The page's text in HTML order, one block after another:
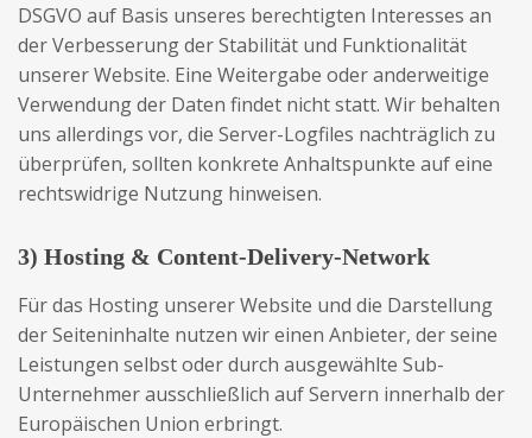
DSGVO auf Basis unseres berechtigten Interesses an
der Verbesserung der Stabilität und Funktionalität
unserer Website. Eine Weitergabe oder anderweitige
Verwendung der Daten findet nicht statt. Wir behalten
uns allerdings vor, die Server-Logfiles nachträglich zu
überprüfen, sollten konkrete Anhaltspunkte auf eine
rechtswidrige Nutzung hinweisen.
3) Hosting & Content-Delivery-Network
Für das Hosting unserer Website und die Darstellung
der Seiteninhalte nutzen wir einen Anbieter, der seine
Leistungen selbst oder durch ausgewählte Sub-
Unternehmer ausschließlich auf Servern innerhalb der
Europäischen Union erbringt.